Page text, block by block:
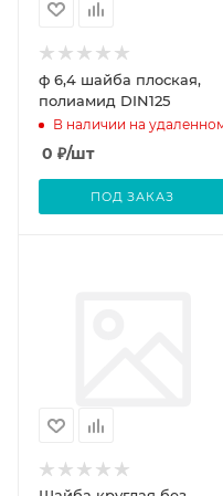
ф 6,4 шайба плоская,
полиамид DIN125
В наличии на
0 ₽/шт
ПОД ЗАКАЗ